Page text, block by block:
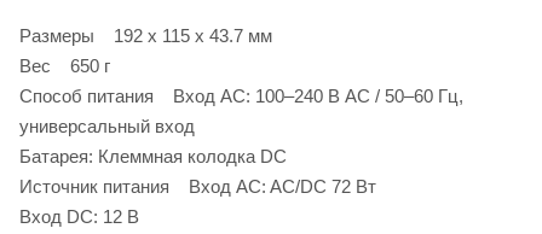
Размеры 192 x 115 x 43.7 мм
Вес 650 г
Способ питания Вход AC: 100–240 В AC / 50–60 Гц,
универсальный вход
Батарея: Клеммная колодка DC
Источник питания Вход AC: AC/DC 72 Вт
Вход DC: 12 В